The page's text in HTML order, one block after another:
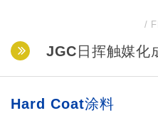
JGC日挥触媒化
Hard Coat涂料